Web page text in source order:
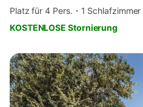
Platz für 4 Pers.
1 Schlafzimmer
KOSTENLOSE Stornierung